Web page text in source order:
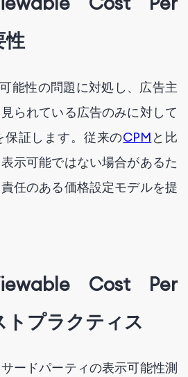
性
能性の問題に対処し、広告主
られている広告のみに対して
証します。従来のCPM と比
示可能ではない場合があるた
任のある価格設定モデルを提
Cost Per
プラクティス
サードパーティの表示可能性測